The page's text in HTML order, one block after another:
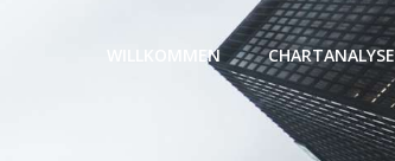
WILLKOMMEN CHARTANALYSE